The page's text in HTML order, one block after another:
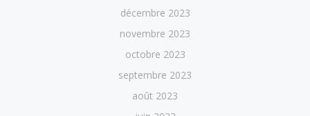
décembre 2023
novembre 2023
octobre 2023
septembre 2023
août 2023